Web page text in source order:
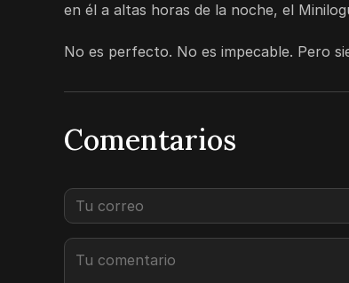
en él a altas horas de la noche, el
No es perfecto. No es impecable. Pero
Comentarios